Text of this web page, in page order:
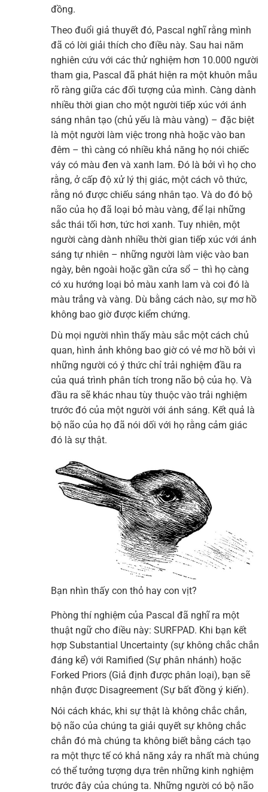
đồng.
Theo đuổi giả thuyết đó, Pascal nghĩ rằng mình
đã có lời giải thích cho điều này. Sau hai năm
nghiên cứu với các thử nghiệm hơn 10.000 người
tham gia, Pascal đã phát hiện ra một khuôn mẫu
rõ ràng giữa các đối tượng của mình. Càng dành
nhiều thời gian cho một người tiếp xúc với ánh
sáng nhân tạo (chủ yếu là màu vàng) – đặc biệt
là một người làm việc trong nhà hoặc vào ban
đêm – thì càng có nhiều khả năng họ nói chiếc
váy có màu đen và xanh lam. Đó là bởi vì họ cho
rằng, ở cấp độ xử lý thị giác, một cách vô thức,
rằng nó được chiếu sáng nhân tạo. Và do đó bộ
não của họ đã loại bỏ màu vàng, để lại những
sắc thái tối hơn, tức hơi xanh. Tuy nhiên, một
người càng dành nhiều thời gian tiếp xúc với ánh
sáng tự nhiên – những người làm việc vào ban
ngày, bên ngoài hoặc gần cửa sổ – thì họ càng
có xu hướng loại bỏ màu xanh lam và coi đó là
màu trắng và vàng. Dù bằng cách nào, sự mơ hồ
không bao giờ được kiểm chứng.
Dù mọi người nhìn thấy màu sắc một cách chủ
quan, hình ảnh không bao giờ có vẻ mơ hồ bởi vì
những người có ý thức chỉ trải nghiệm đầu ra
của quá trình phân tích trong não bộ của họ. Và
đầu ra sẽ khác nhau tùy thuộc vào trải nghiệm
trước đó của một người với ánh sáng. Kết quả là
bộ não của họ đã nói dối với họ rằng cảm giác
đó là sự thật.
Bạn nhìn thấy con thỏ hay con vịt?
Phòng thí nghiệm của Pascal đã nghĩ ra một
thuật ngữ cho điều này: SURFPAD. Khi bạn kết
hợp Substantial Uncertainty (sự không chắc chắn
đáng kể) với Ramified (Sự phân nhánh) hoặc
Forked Priors (Giả định được phân loại), bạn sẽ
nhận được Disagreement (Sự bất đồng ý kiến).
Nói cách khác, khi sự thật là không chắc chắn,
bộ não của chúng ta giải quyết sự không chắc
chắn đó mà chúng ta không biết bằng cách tạo
ra một thực tế có khả năng xảy ra nhất mà chúng
có thể tưởng tượng dựa trên những kinh nghiệm
trước đây của chúng ta. Những người có bộ não